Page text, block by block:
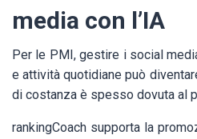
media con l’IA
Per le PMI, gestire i social
e attività quotidiane può
di costanza è spesso dovuta al
rankingCoach supporta la